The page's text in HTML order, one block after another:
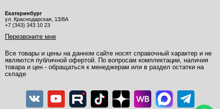
Екатеринбург
ул. Краснодарская, 13/8А
+7 (343) 343 10 23
Перезвоните мне
Все товары и цены на данном сайте носят справочный характер и не
являются публичной офертой. По вопросам комплектации, наличия
товара и цен - обращаться к менеджерам или в раздел остатки на
складе